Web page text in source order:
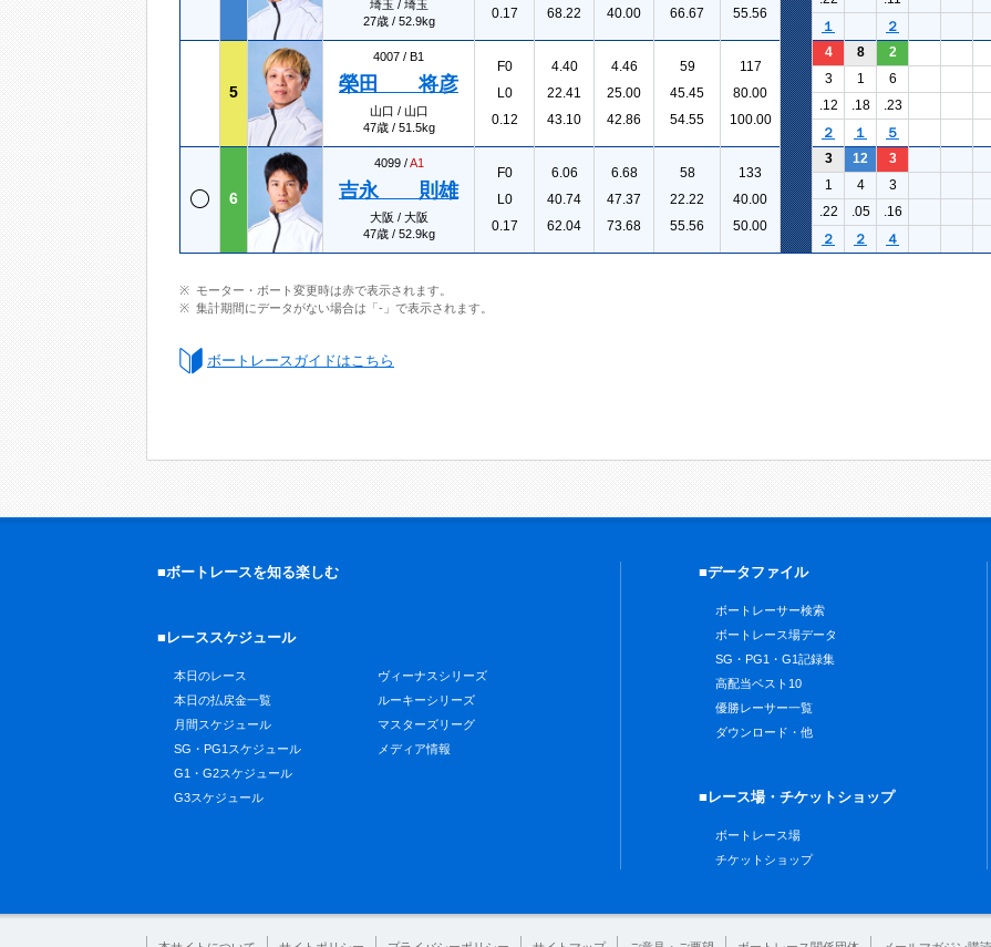
埼玉 / 埼玉
27歳 / 52.9kg
0.17
68.22
40.00
66.67
55.56
１
２
5
4007 / B1
榮田 将彦
山口 / 山口
47歳 / 51.5kg
F0
L0
0.12
4.40
22.41
43.10
4.46
25.00
42.86
59
45.45
54.55
117
80.00
100.00
4 8 2
3 1
6
.12
.18
.23
２
１ ５
6
4099 /A1
吉永 則雄
大阪 / 大阪
47歳 / 52.9kg
F0
L0
0.17
6.06
40.74
62.04
6.68
47.37
73.68
58
22.22
55.56
133
40.00
50.00
3 12 3
1 4
3
.22
.05
.16
２
２ ４
モーター・ボート変更時は赤で表示されます。
集計期間にデータがない場合は「-」で表示されます。
ボートレースガイドはこちら
■ボートレースを知る楽しむ
■レーススケジュール
本日のレース
本日の払戻金一覧
月間スケジュール
SG・PG1スケジュール
G1・G2スケジュール
G3スケジュール
ヴィーナスシリーズ
ルーキーシリーズ
マスターズリーグ
メディア情報
■データファイル
ボートレーサー検索
ボートレース場データ
SG・PG1・G1記録集
高配当ベスト10
優勝レーサー一覧
ダウンロード・他
■レース場・チケットショップ
ボートレース場
チケットショップ